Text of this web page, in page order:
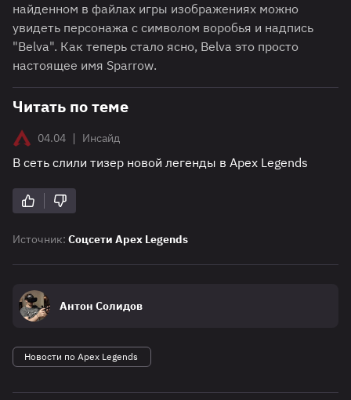
найденном в файлах игры изображениях можно
увидеть персонажа с символом воробья и надпись
"Belva". Как теперь стало ясно, Belva это просто
настоящее имя Sparrow.
Читать по теме
04.04 | Инсайд
В сеть слили тизер новой легенды в Apex Legends
Источник: Соцсети Apex Legends
Антон Солидов
Новости по Apex Legends